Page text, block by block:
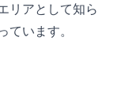
リアとして知ら
ています。